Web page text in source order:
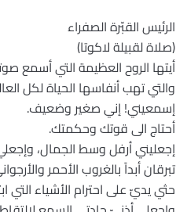
الرئيس القبّرة الصفراء
(صلاة لقبيلة لاكوتا)
أيتها الروح العظيمة التي أسمع
والتي تهب أنفاسها الحياة لكل
إسمعيني! إني صغير وضعيف.
أحتاج الى قوتك وحكمتك.
إجعليني أرفل وسط الجمال،
تبرقان أبداً بالغروب الأحمر
حثي يديّ على احترام الأشياء التي